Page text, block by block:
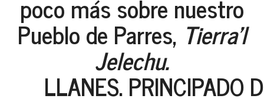
poco más sobre nuestro
Pueblo de Parres, Tierra'l
Jelechu.
LLANES. PRINCIPADO